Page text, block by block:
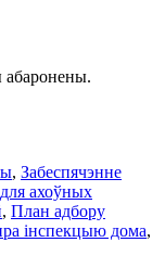
абаронены.
, Забеспячэнне
ахоўных
, План адбору
інспекцыю дома,